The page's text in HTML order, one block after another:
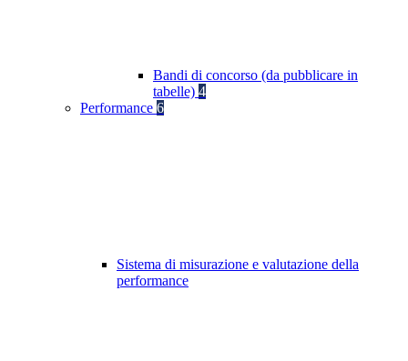
Bandi di concorso (da pubblicare in
tabelle) 4
Performance 6
Sistema di misurazione e valutazione della
performance